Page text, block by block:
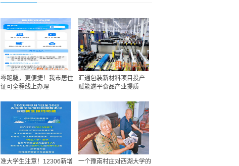
零跑腿，更便捷！我市居住
证可全程线上办理
汇通包装新材料项目投产
赋能遂平食品产业提质
准大学生注意！12306新增
一个豫南村庄对西湖大学的